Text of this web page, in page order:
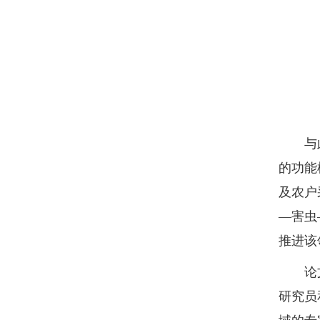
与此
的功
及农
—害虫
推进
论文
研究